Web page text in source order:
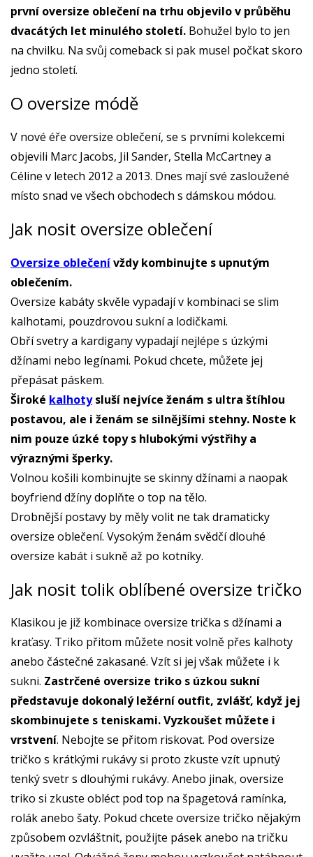
první oversize oblečení na trhu objevilo v průběhu
dvacátých let minulého století. Bohužel bylo to jen
na chvilku. Na svůj comeback si pak musel počkat skoro
jedno století.
O oversize módě
V nové éře oversize oblečení, se s prvními kolekcemi
objevili Marc Jacobs, Jil Sander, Stella McCartney a
Céline v letech 2012 a 2013. Dnes mají své zasloužené
místo snad ve všech obchodech s dámskou módou.
Jak nosit oversize oblečení
Oversize oblečenívždy kombinujte s upnutým
oblečením.
Oversize kabáty skvěle vypadají v kombinaci se slim
kalhotami, pouzdrovou sukní a lodičkami.
Obří svetry a kardigany vypadají nejlépe s úzkými
džínami nebo legínami. Pokud chcete, můžete jej
přepásat páskem.
Široké kalhotysluší nejvíce ženám s ultra štíhlou
postavou, ale i ženám se silnějšími stehny. Noste k
nim pouze úzké topy s hlubokými výstřihy a
výraznými šperky.
Volnou košili kombinujte se skinny džínami a naopak
boyfriend džíny doplňte o top na tělo.
Drobnější postavy by měly volit ne tak dramaticky
oversize oblečení. Vysokým ženám svědčí dlouhé
oversize kabát i sukně až po kotníky.
Jak nosit tolik oblíbené oversize tričko
Klasikou je již kombinace oversize trička s džínami a
kraťasy. Triko přitom můžete nosit volně přes kalhoty
anebo částečné zakasané. Vzít si jej však můžete i k
sukni. Zastrčené oversize triko s úzkou sukní
představuje dokonalý ležérní outfit, zvlášť, když jej
skombinujete s teniskami. Vyzkoušet můžete i
vrstvení. Nebojte se přitom riskovat. Pod oversize
tričko s krátkými rukávy si proto zkuste vzít upnutý
tenký svetr s dlouhými rukávy. Anebo jinak, oversize
triko si zkuste obléct pod top na špagetová ramínka,
rolák anebo šaty. Pokud chcete oversize tričko nějakým
způsobem ozvláštnit, použijte pásek anebo na tričku